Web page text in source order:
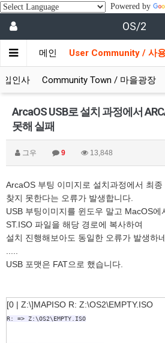
Powered by
OS/2
메인 User Community / 사
입인사 Community Town / 마을광장
ArcaOS USB로 설치 과정에서
못해 실패
그우 9 13,848
ArcaOS 부팅 이미지로 설치과정에서 최
찾지 못한다는 오류가 발생합니다.
USB 부팅이미지를 윈도우 말고 MacOS
ST.ISO 파일을 해당 경로에 복사하여
설치 진행해보아도 동일한 오류가 발생하
USB 포맷은 FAT으로 했습니다.
[0 | Z:\]MAPISO R: Z:\OS2\EMPTY.ISO
R: => Z:\OS2\EMPTY.ISO